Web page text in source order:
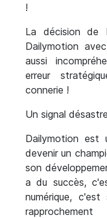
!
La décision de
Dailymotion
aussi
erreur
connerie !
Un signal
Dailymotion est
devenir un
son
a du succès,
numérique,